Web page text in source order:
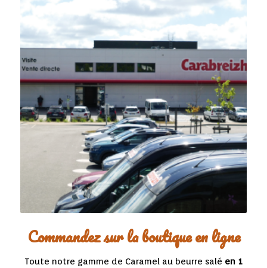
Commandez sur la boutique en ligne
Toute notre gamme de Caramel au beurre salé en 1